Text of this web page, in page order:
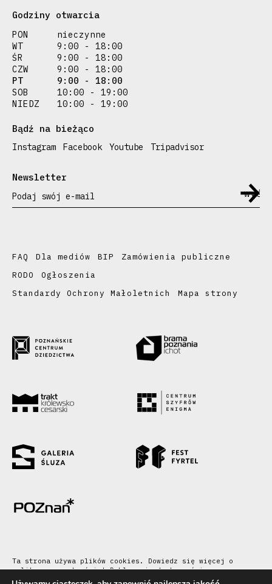
Godziny otwarcia
PON
nieczynne
WT
9:00 - 18:00
ŚR
9:00 - 18:00
CZW
9:00 - 18:00
PT
9:00 - 18:00
SOB
10:00 - 19:00
NIEDZ
10:00 - 19:00
Bądź na bieżąco
Instagram Facebook Youtube Tripadvisor
Newsletter
Podaj swój e-mail
FAQ Dla mediów BIP
Zamówienia publiczne
RODO
Ogłoszenia
Standardy Ochrony Małoletnich
Mapa strony
Ta strona używa plików cookies. Dowiedz się więcej o
polityce prywatności|Deklaracja dostępności